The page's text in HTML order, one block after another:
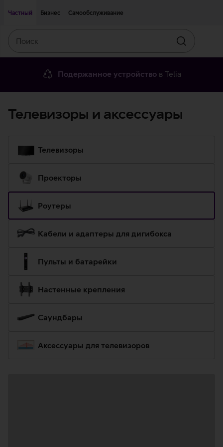
Частный
Бизнес Самообслуживание
Искать
Подержанное устройство в Telia
Телевизоры и аксессуары
Телевизоры
Проекторы
Роутеры
Кабели и адаптеры для дигибокса
Пульты и батарейки
Настенные крепления
Саундбары
Аксессуары для телевизоров